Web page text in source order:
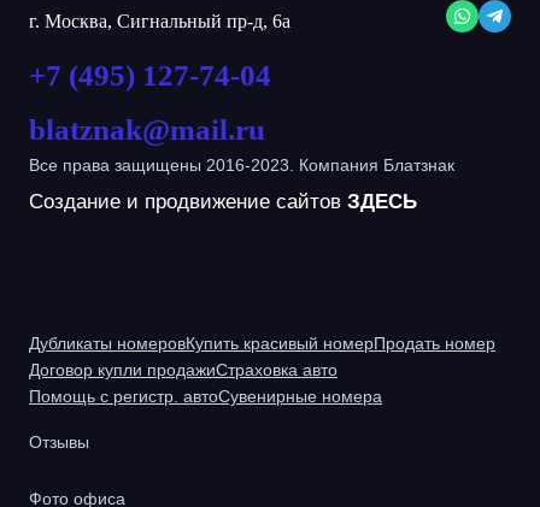
г. Москва, Сигнальный пр-д, 6а
+7 (495) 127-74-04
blatznak@mail.ru
Все права защищены 2016-2023. Компания Блатзнак
Создание и продвижение сайтов ЗДЕСЬ
Дубликаты номеровКупить красивый номерПродать номер
Договор купли продажиСтраховка авто
Помощь с регистр. автоСувенирные номера
Отзывы
Фото офиса